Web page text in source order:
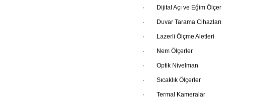
· Dijital Açı ve Eğim Ölçer
· Duvar Tarama Cihazları
· Lazerli Ölçme Aletleri
· Nem Ölçerler
· Optik Nivelman
· Sıcaklık Ölçerler
· Termal Kameralar